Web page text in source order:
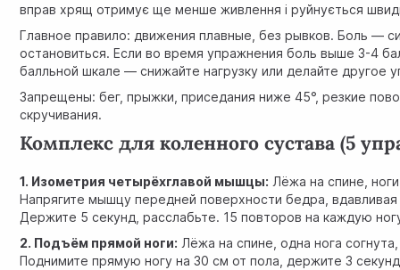
вправ хрящ отримує ще менше живлення і руйнується
Главное правило: движения плавные, без рывков. Боль —
остановиться. Если во время упражнения боль выше 3-4
балльной шкале — снижайте нагрузку или делайте другое
Запрещены: бег, прыжки, приседания ниже 45°, резкие
скручивания.
Комплекс для коленного сустава (5
1. Изометрия четырёхглавой мышцы: Лёжа на спине,
Напрягите мышцу передней поверхности бедра,
Держите 5 секунд, расслабьте. 15 повторов на каждую
2. Подъём прямой ноги: Лёжа на спине, одна нога
Поднимите прямую ногу на 30 см от пола, держите 3